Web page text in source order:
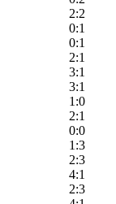
2:2
0:1
0:1
2:1
3:1
3:1
1:0
2:1
0:0
1:3
2:3
4:1
2:3